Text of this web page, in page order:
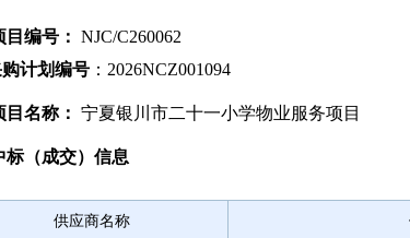
编号： NJC/C260062
计划编号 ：2026NCZ001094
名称： 宁夏银川市二十一小学物业服务项目
标（成交）信息
供应商名称